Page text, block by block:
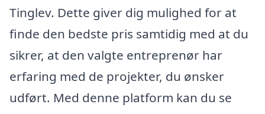
Tinglev. Dette giver dig mulighed for at
finde den bedste pris samtidig med at du
sikrer, at den valgte entreprenør har
erfaring med de projekter, du ønsker
udført. Med denne platform kan du se